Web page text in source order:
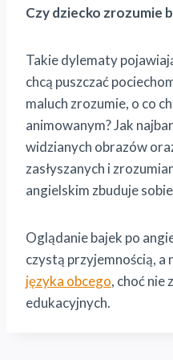
Czy dziecko zrozumie
Takie dylematy
chcą puszczać
maluch zrozumie, o co
animowanym? Jak
widzianych obrazów
zasłyszanych i
angielskim zbuduje
Oglądanie bajek po
czystą przyjemnością, a
języka obcego, choć nie
edukacyjnych.